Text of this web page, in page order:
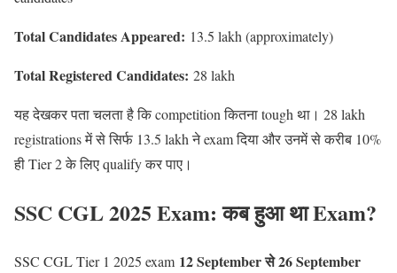
Total Candidates Appeared: 13.5 lakh (approximately)
Total Registered Candidates: 28 lakh
यह देखकर पता चलता है कि competition कितना tough था। 28 lakh
registrations में से सिर्फ 13.5 lakh ने exam दिया और उनमें से करीब 10%
ही Tier 2 के लिए qualify कर पाए।
SSC CGL 2025 Exam: कब हुआ था Exam?
SSC CGL Tier 1 2025 exam 12 September से 26 September